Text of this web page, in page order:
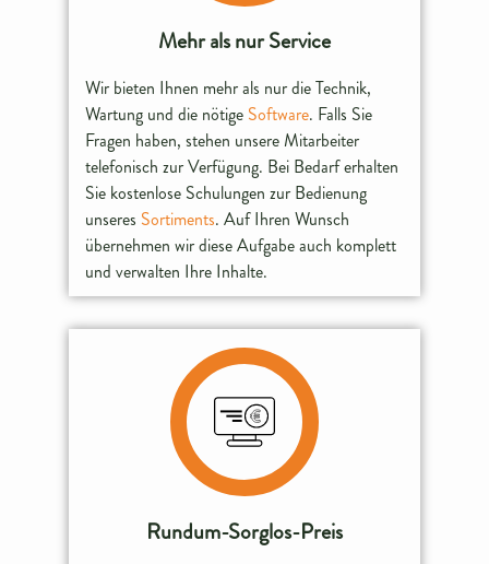
Mehr als nur Service
Wir bieten Ihnen mehr als nur die Technik,
Wartung und die nötige Software. Falls Sie
Fragen haben, stehen unsere Mitarbeiter
telefonisch zur Verfügung. Bei Bedarf erhalten
Sie kostenlose Schulungen zur Bedienung
unseres Sortiments. Auf Ihren Wunsch
übernehmen wir diese Aufgabe auch komplett
und verwalten Ihre Inhalte.
Rundum-Sorglos-Preis